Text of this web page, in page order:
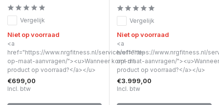
Vergelijk
Niet op voorraad
<a
href="https://www.nrgfitness.nl/service/offerte-
op-maat-aanvragen/"><u>Wanneer komt dit
product op voorraad?</a></u>
€699,00
Incl. btw
Vergelijk
Niet op voorraad
<a
href="https://www.nrgfitness.nl/
op-maat-aanvragen/
product op voorraad?</a></u>
€3.999,00
Incl. btw